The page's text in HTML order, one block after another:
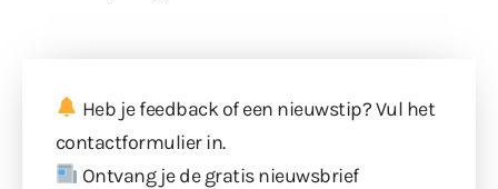
Heb je feedback of een nieuwstip? Vul het
contactformulierin.
Ontvang je de gratis nieuwsbrief